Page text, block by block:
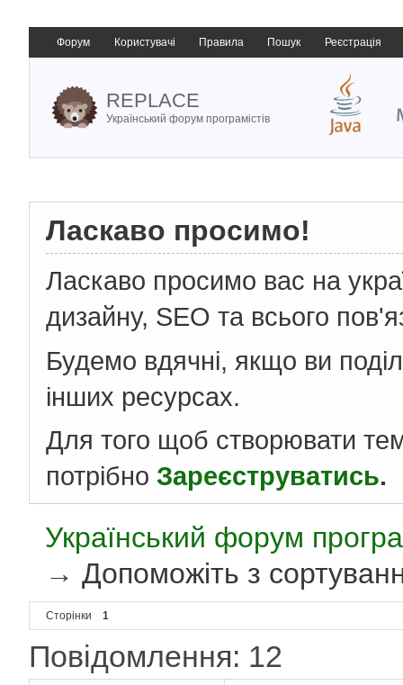
Форум Користувачі Правила Пошук Реєстрація
REPLACE
Український форум програмістів
Ласкаво просимо!
Ласкаво просимо вас на
дизайну, SEO та всього
Будемо вдячні, якщо ви
інших ресурсах.
Для того щоб створювати
потрібно Зареєструватись.
Український форум
→Допоможіть з
Сторінки 1
Повідомлення: 12